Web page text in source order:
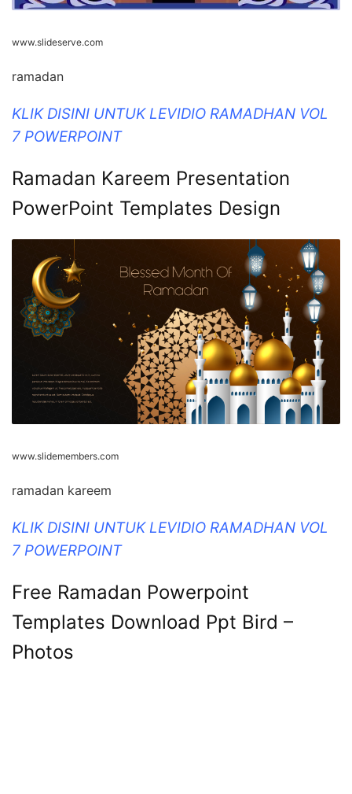
www.slideserve.com
ramadan
KLIK DISINI UNTUK LEVIDIO RAMADHAN VOL
7 POWERPOINT
Ramadan Kareem Presentation
PowerPoint Templates Design
www.slidemembers.com
ramadan kareem
KLIK DISINI UNTUK LEVIDIO RAMADHAN VOL
7 POWERPOINT
Free Ramadan Powerpoint
Templates Download Ppt Bird –
Photos